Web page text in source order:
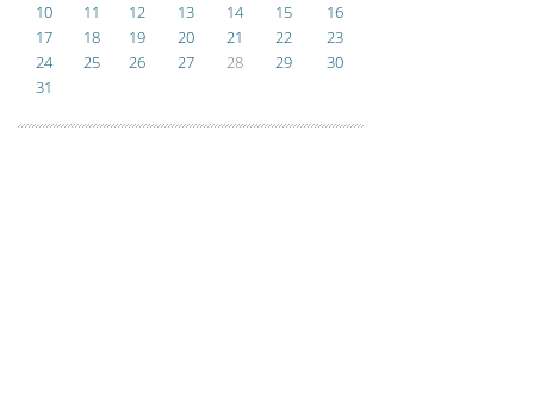
10
11 12 13 14 15
16
17
18 19 20 21 22
23
24
25 26 27 28 29
30
31